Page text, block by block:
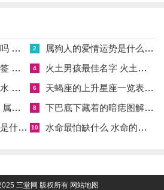
时以巳时九时至十一时，午时十一时
反复、事多波折；生肖属马者适逢本
若于丙午年行添土动土，须格外审慎
命局火势本已偏亢，再逢添土之事，
水 2 属狗人的爱情运势是什么意思 属狗的人爱情观
全 4 火土男孩最佳名字 火土属性的字男孩名字有哪些
思 6 天蝎座的上升星座一览表 天蝎座的上升星座查询
情观 8 下巴底下藏着的暗痣图解 下巴尖底下有痣代表什么
么生肖 10 水命最怕缺什么 水命的人忌什么
三堂网 版权所有 网站地图